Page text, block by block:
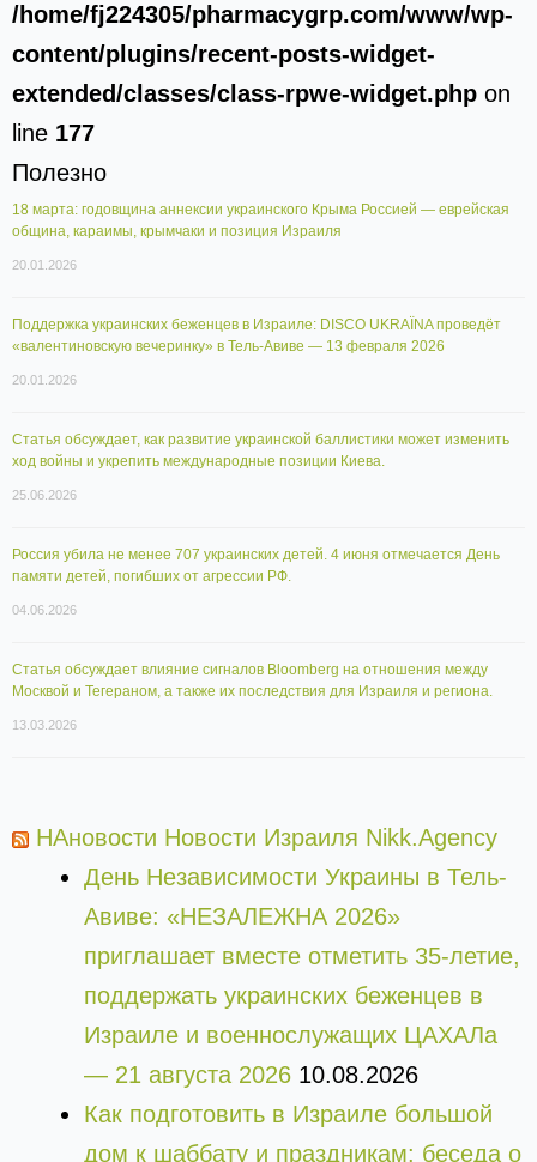
/home/fj224305/pharmacygrp.com/www/wp-
content/plugins/recent-posts-widget-
extended/classes/class-rpwe-widget.php on
line 177
Полезно
18 марта: годовщина аннексии украинского Крыма Россией — еврейская
община, караимы, крымчаки и позиция Израиля
20.01.2026
Поддержка украинских беженцев в Израиле: DISCO UKRAЇNA проведёт
«валентиновскую вечеринку» в Тель-Авиве — 13 февраля 2026
20.01.2026
Статья обсуждает, как развитие украинской баллистики может изменить
ход войны и укрепить международные позиции Киева.
25.06.2026
Россия убила не менее 707 украинских детей. 4 июня отмечается День
памяти детей, погибших от агрессии РФ.
04.06.2026
Статья обсуждает влияние сигналов Bloomberg на отношения между
Москвой и Тегераном, а также их последствия для Израиля и региона.
13.03.2026
НАновости Новости Израиля Nikk.Agency
День Независимости Украины в Тель-
Авиве: «НЕЗАЛЕЖНА 2026»
приглашает вместе отметить 35-летие,
поддержать украинских беженцев в
Израиле и военнослужащих ЦАХАЛа
— 21 августа 2026 10.08.2026
Как подготовить в Израиле большой
дом к шаббату и праздникам: беседа о